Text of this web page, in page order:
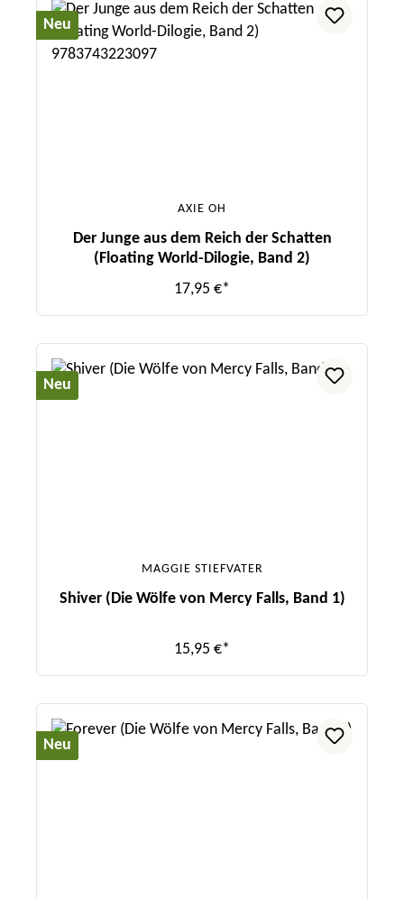
Neu
AXIE OH
Der Junge aus dem Reich der Schatten
(Floating World-Dilogie, Band 2)
17,95 €*
Neu
MAGGIE STIEFVATER
Shiver (Die Wölfe von Mercy Falls, Band 1)
15,95 €*
Neu